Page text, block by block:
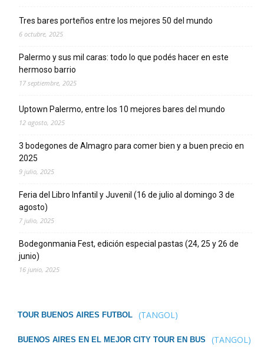
Tres bares porteños entre los mejores 50 del mundo
6 octubre, 2025
Palermo y sus mil caras: todo lo que podés hacer en este
hermoso barrio
17 septiembre, 2025
Uptown Palermo, entre los 10 mejores bares del mundo
12 agosto, 2025
3 bodegones de Almagro para comer bien y a buen precio en
2025
9 julio, 2025
Feria del Libro Infantil y Juvenil (16 de julio al domingo 3 de
agosto)
7 julio, 2025
Bodegonmania Fest, edición especial pastas (24, 25 y 26 de
junio)
16 junio, 2025
TOUR BUENOS AIRES FUTBOL (TANGOL)
BUENOS AIRES EN EL MEJOR CITY TOUR EN BUS (TANGOL)